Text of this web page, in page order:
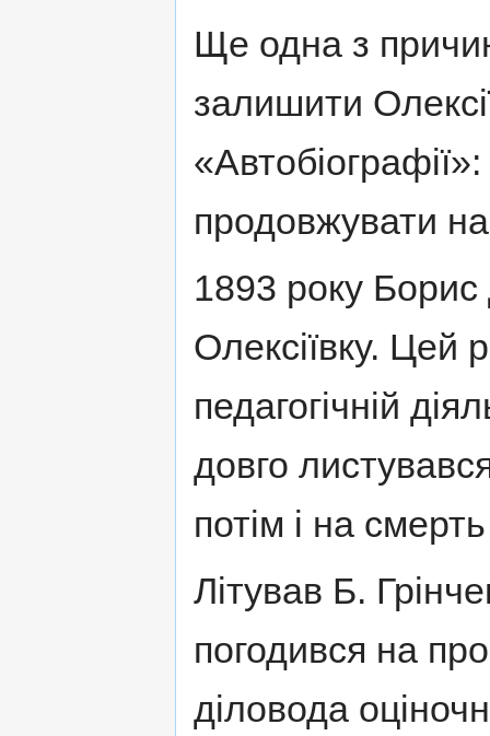
Ще одна з
залишити
продовжувати
1893 року
Олексіївку. Цей
педагогічній
довго
потім і на
Літував Б.
погодився на
діловода